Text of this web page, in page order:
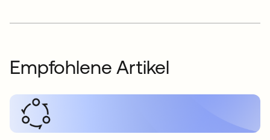
Empfohlene Artikel